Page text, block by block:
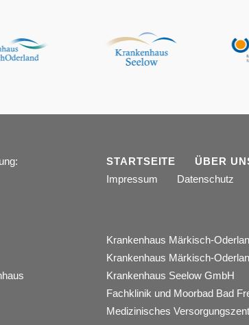
STARTSEITE ÜBER
Impressum
Datenschutz
Krankenhaus Märkisch-
Krankenhaus Märkisch-
Krankenhaus Seelow GmbH
Fachklinik und Moorbad Bad
Medizinisches